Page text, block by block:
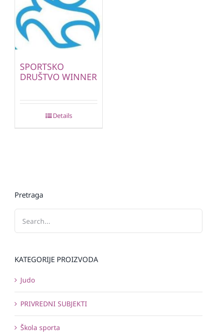
SPORTSKO
DRUŠTVO WINNER
Details
Pretraga
KATEGORIJE PROIZVODA
Judo
PRIVREDNI SUBJEKTI
Škola sporta